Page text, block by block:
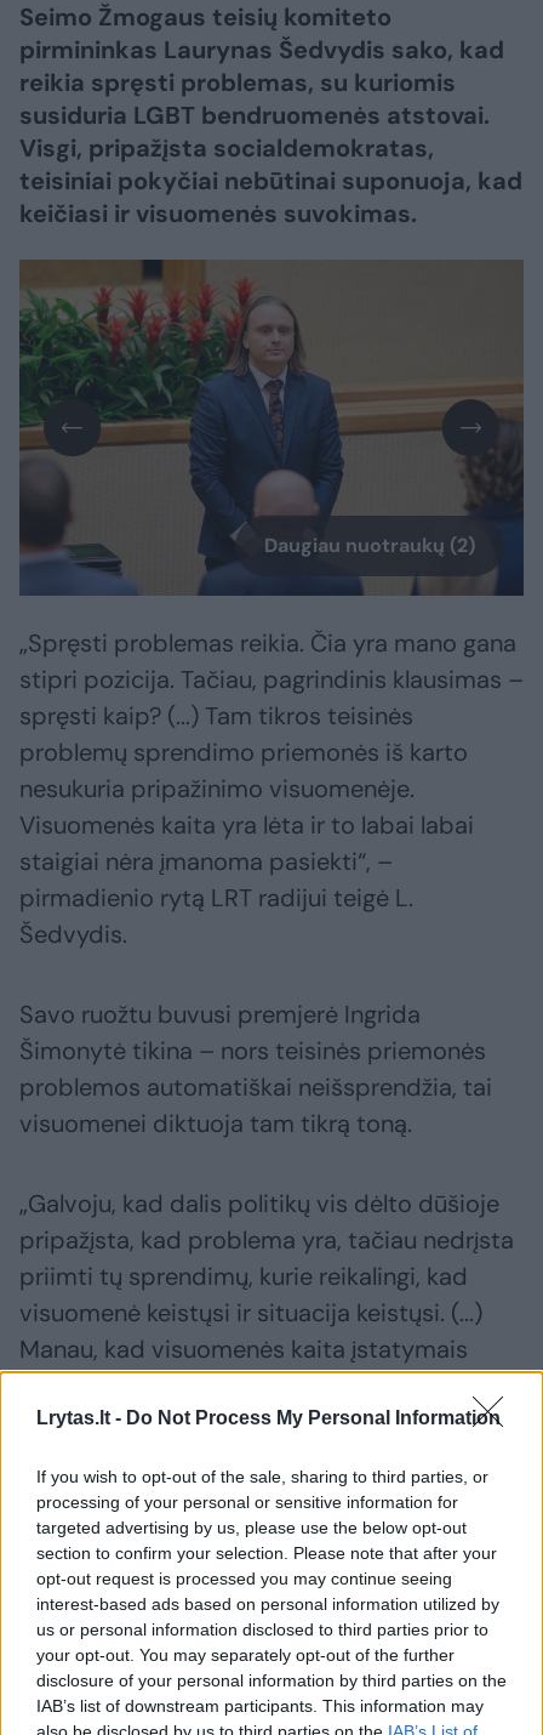
Lrytas.lt - Do Not Process My Personal Information
If you wish to opt-out of the sale, sharing to third parties, or
processing of your personal or sensitive information for
targeted advertising by us, please use the below opt-out
section to confirm your selection. Please note that after your
opt-out request is processed you may continue seeing
interest-based ads based on personal information utilized by
us or personal information disclosed to third parties prior to
your opt-out. You may separately opt-out of the further
disclosure of your personal information by third parties on the
IAB’s list of downstream participants. This information may
also be disclosed by us to third parties on the IAB’s List of
Seimo Žmogaus teisių komiteto
pirmininkas Laurynas Šedvydis sako, kad
reikia spręsti problemas, su kuriomis
susiduria LGBT bendruomenės atstovai.
Visgi, pripažįsta socialdemokratas,
teisiniai pokyčiai nebūtinai suponuoja, kad
keičiasi ir visuomenės suvokimas.
Daugiau nuotraukų (2)
„Spręsti problemas reikia. Čia yra mano gana
stipri pozicija. Tačiau, pagrindinis klausimas –
spręsti kaip? (...) Tam tikros teisinės
problemų sprendimo priemonės iš karto
nesukuria pripažinimo visuomenėje.
Visuomenės kaita yra lėta ir to labai labai
staigiai nėra įmanoma pasiekti“, –
pirmadienio rytą LRT radijui teigė L.
Šedvydis.
Savo ruožtu buvusi premjerė Ingrida
Šimonytė tikina – nors teisinės priemonės
problemos automatiškai neišsprendžia, tai
visuomenei diktuoja tam tikrą toną.
„Galvoju, kad dalis politikų vis dėlto dūšioje
pripažįsta, kad problema yra, tačiau nedrįsta
priimti tų sprendimų, kurie reikalingi, kad
visuomenė keistųsi ir situacija keistųsi. (...)
Manau, kad visuomenės kaita įstatymais
diktuoja tam tikrą toną“, – akcentavo Seime
Susiję straipsniai